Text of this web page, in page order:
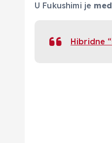
U Fukushimi je
Hibridne